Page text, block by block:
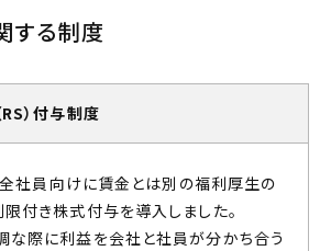
する制度
）付与制度
社員向けに賃金とは別の福利厚生の
付き株式付与を導入しました。
な際に利益を会社と社員が分かち合う